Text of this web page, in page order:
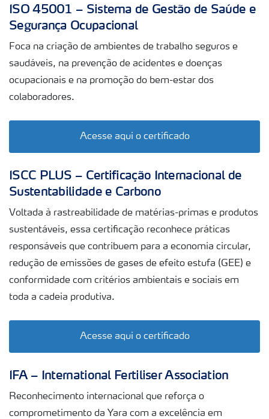
ISO 45001 – Sistema de Gestão de Saúde e
Segurança Ocupacional
Foca na criação de ambientes de trabalho seguros e
saudáveis, na prevenção de acidentes e doenças
ocupacionais e na promoção do bem-estar dos
colaboradores.
Acesse aqui o certificado
ISCC PLUS – Certificação Internacional de
Sustentabilidade e Carbono
Voltada à rastreabilidade de matérias-primas e produtos
sustentáveis, essa certificação reconhece práticas
responsáveis que contribuem para a economia circular,
redução de emissões de gases de efeito estufa (GEE) e
conformidade com critérios ambientais e sociais em
toda a cadeia produtiva.
Acesse aqui o certificado
IFA – International Fertiliser Association
Reconhecimento internacional que reforça o
comprometimento da Yara com a excelência em